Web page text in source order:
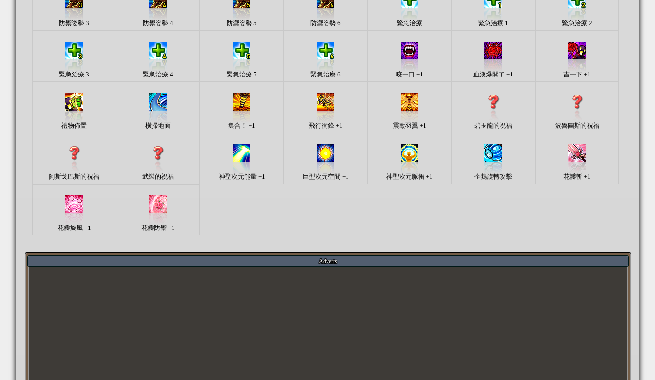
防禦姿勢 3 防禦姿勢 4 防禦姿勢 5 防禦姿勢 6 緊急治療 緊急治療 1 緊急治療 2
緊急治療 3 緊急治療 4 緊急治療 5 緊急治療 6 咬一口 +1 血液爆開了 +1 吉一下 +1
禮物佈置 橫掃地面 集合！ +1 飛行衝鋒 +1 震動羽翼 +1 碧玉龍的祝福 波魯圖斯的祝福
阿斯戈巴斯的祝福 武裝的祝福 神聖次元能量 +1 巨型次元空間 +1 神聖次元脈衝 +1 企鵝旋轉攻擊 花瓣斬 +1
花瓣旋風 +1 花瓣防禦 +1
Adverts